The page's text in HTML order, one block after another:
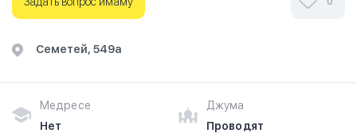
​Семетей, 549а​
Медресе
Нет
Джума
Проводят